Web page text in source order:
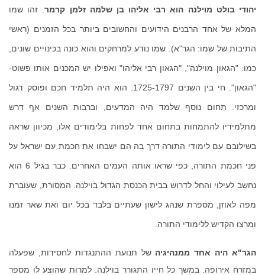
יהודי בולט מוילנה הוא רבי אליהו בן שלמה זלמן קרמר. זהו שמו
המלא של אחד הרבנים הידועים והחשובים ביותר בכל הזמנים (ראשי
התיבות של שמו: הגר"א). שמו נודע למרחקים והוא כונה בכינויים שונים,
כמו: "הגאון מוילנה", "הגאון רבי אליהו" ואפילו יש המכנים אותו פשוט-
"הגאון". חי בין השנים 1725-1797. הוא היה תלמיד חכם ופוסק דגול
ומרכזי. תחום נוסף שלמד היה המדעים, וברבות השנים אף דרש
מתלמידיו להתמחות בתחום אחד לפחות בלימודים אלו, מכיוון שראה
בשילובם עם לימודי התורה דרך בה הם ישבחו את חכמת עם ישראל על
פני חכמת התורה, כפי שראו אותה העמים האחרים. כבר בגיל 6 הוא
נחשב לעילוי והחל לדרוש בבית הכנסת הגדול בוילנה. המסורת, שעוברת
מפה לאוזן, מספרת שנהג לישון שעתיים בלבד בכל יום ואת שאר זמנו
ומרצו הקדיש ללימודי התורה.
הגר"א היה אחד ממנהיגיהשל תנועת ההתנגדות לחסידות, שפעלה
במזרח אירופה. במשך כל חייו התגורר בוילנה. למרות שהוצע לו מספר